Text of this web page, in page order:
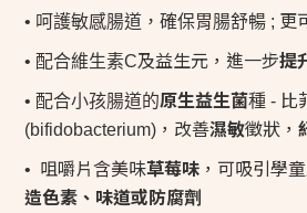
• 呵護敏感腸道，確保胃腸舒暢 ; 更
• 配合維生素C及益生元，進一步提
• 配合小孩腸道的原生益生菌種 - 比
(bifidobacterium) ，改善濕敏徵狀，
• 咀嚼片含美味草莓味 ，可吸引學
造色素、味道或防腐劑